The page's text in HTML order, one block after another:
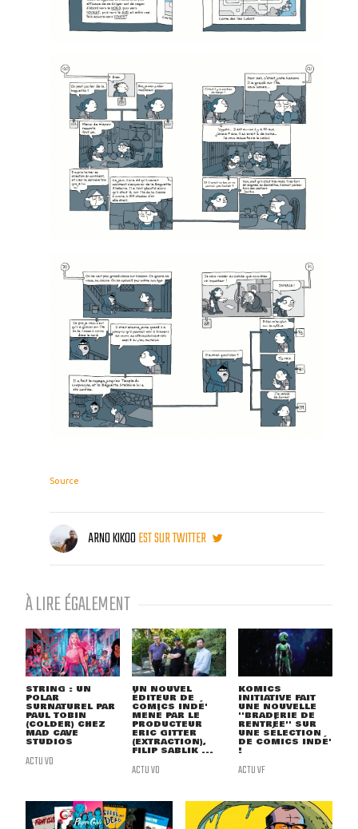
Source
ARNO KIKOOEST SUR TWITTER
À LIRE ÉGALEMENT
STRING : UN
POLAR
SURNATUREL PAR
PAUL TOBIN
(COLDER) CHEZ
MAD CAVE
STUDIOS
ACTU VO
UN NOUVEL
ÉDITEUR DE
COMICS INDÉ'
MENÉ PAR LE
PRODUCTEUR
ERIC GITTER
(EXTRACTION),
FILIP SABLIK ...
ACTU VO
KOMICS
INITIATIVE FAIT
UNE NOUVELLE
''BRADERIE DE
RENTRÉE'' SUR
UNE SÉLECTION
DE COMICS INDÉ'
!
ACTU VF